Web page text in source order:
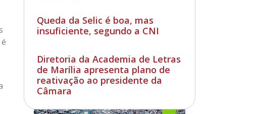
Queda da Selic é boa, mas
insuficiente, segundo a CNI
Diretoria da Academia de Letras
de Marília apresenta plano de
reativação ao presidente da
Câmara